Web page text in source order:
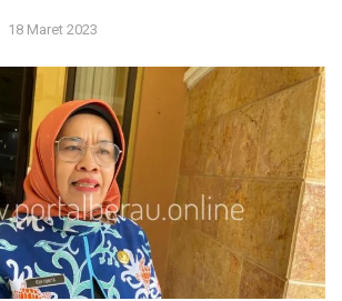
18 Maret 2023